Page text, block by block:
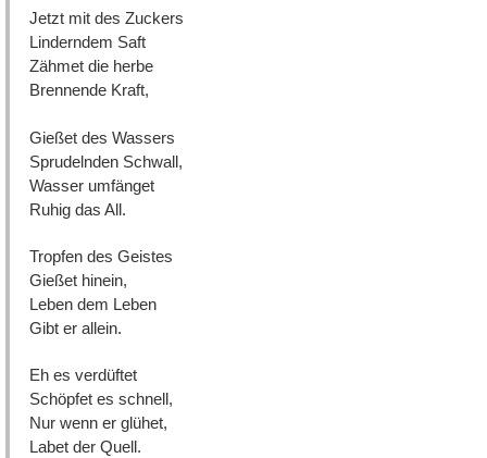
Jetzt mit des Zuckers
Linderndem Saft
Zähmet die herbe
Brennende Kraft,
Gießet des Wassers
Sprudelnden Schwall,
Wasser umfänget
Ruhig das All.
Tropfen des Geistes
Gießet hinein,
Leben dem Leben
Gibt er allein.
Eh es verdüftet
Schöpfet es schnell,
Nur wenn er glühet,
Labet der Quell.